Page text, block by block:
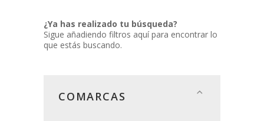
¿Ya has realizado tu búsqueda?
Sigue añadiendo filtros aquí para encontrar lo
que estás buscando.
COMARCAS